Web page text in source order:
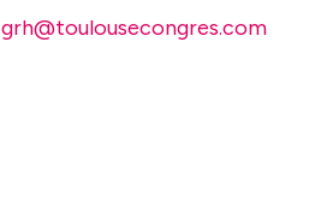
grh@toulousecongres.com